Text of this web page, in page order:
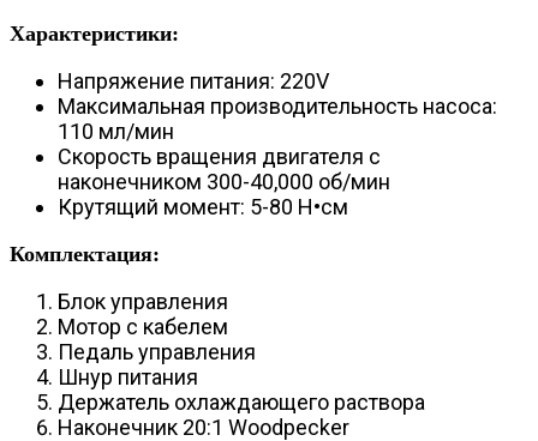
Характеристики:
Напряжение питания: 220V
Максимальная производительность насоса:
110 мл/мин
Скорость вращения двигателя c
наконечником 300-40,000 об/мин
Крутящий момент: 5-80 Н•см
Комплектация:
Блок управления
Мотор с кабелем
Педаль управления
Шнур питания
Держатель охлаждающего раствора
Наконечник 20:1 Woodpecker